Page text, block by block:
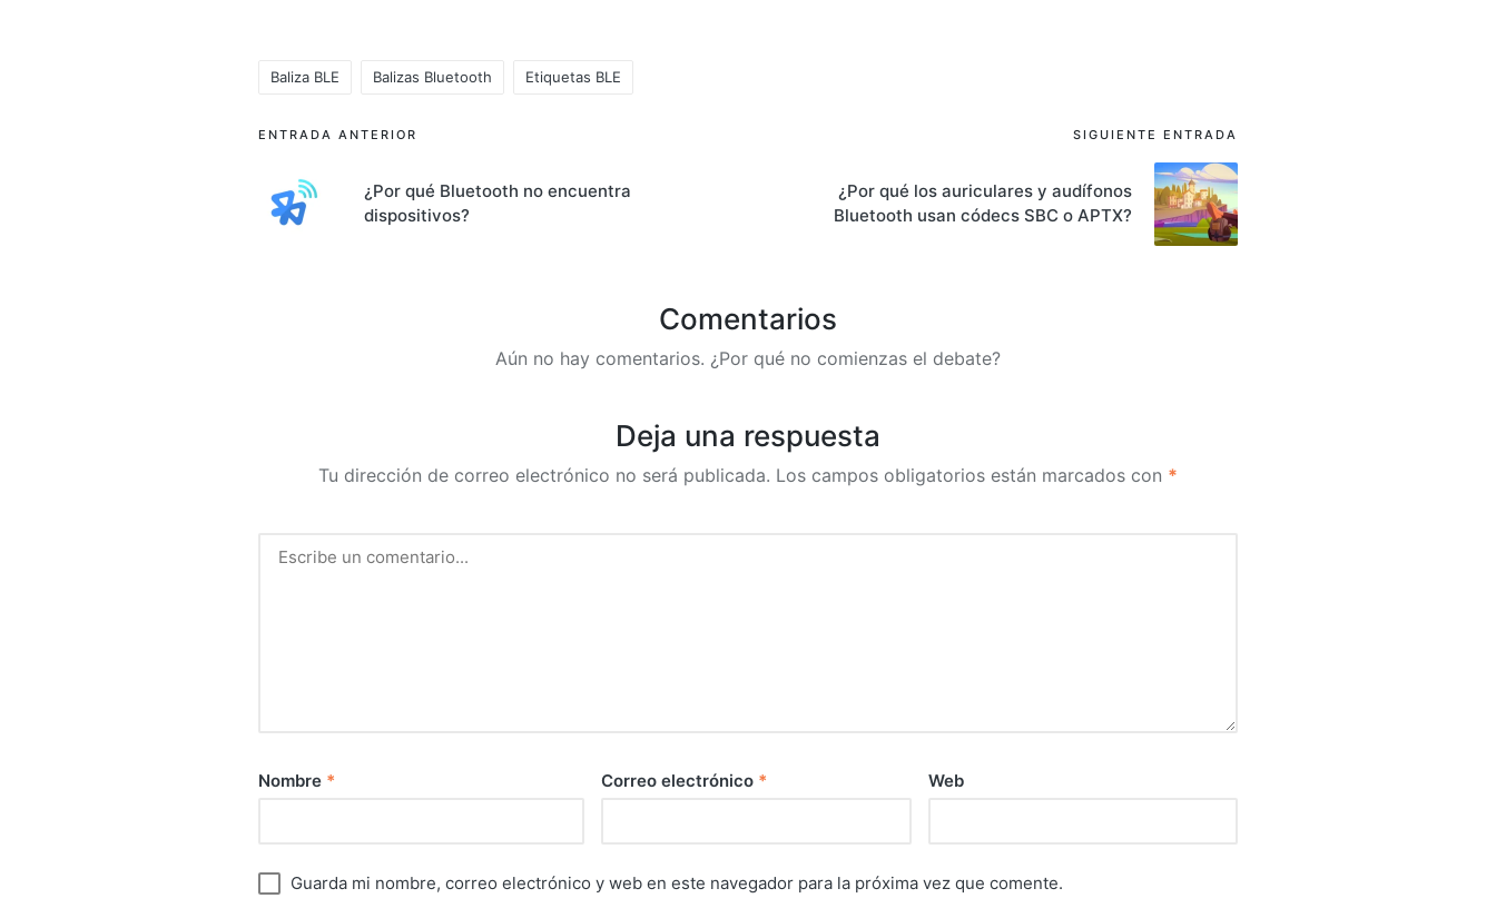
Etiquetas:
Baliza BLE Balizas Bluetooth Etiquetas BLE
Navegación
de
entradas
ENTRADA ANTERIOR
¿Por qué Bluetooth no encuentra
dispositivos?
SIGUIENTE ENTRADA
¿Por qué los auriculares y audífonos
Bluetooth usan códecs SBC o APTX?
Comentarios
Aún no hay comentarios. ¿Por qué no comienzas el debate?
Deja una respuesta
Tu dirección de correo electrónico no será publicada. Los campos obligatorios están marcados con *
Nombre * Correo electrónico * Web
Guarda mi nombre, correo electrónico y web en este navegador para la próxima vez que comente.